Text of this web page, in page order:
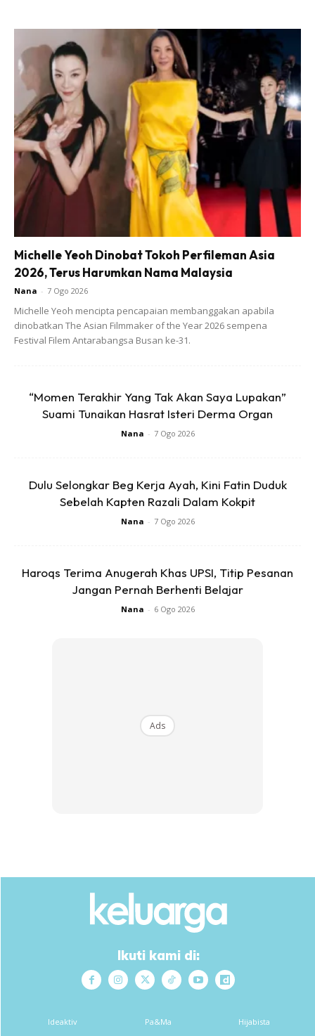
Bahan-bahan
small coco crunch 500 gram
coklat berly 500 gram
minyk masak setgh cawan
beku semula bile dh sejuk…depend la nk gune coklat ape2
Michelle Yeoh Dinobat Tokoh Perfileman Asia
2026, Terus Harumkan Nama Malaysia
Nana - 7 Ogo 2026
Michelle Yeoh mencipta pencapaian membanggakan apabila
dinobatkan The Asian Filmmaker of the Year 2026 sempena
Festival Filem Antarabangsa Busan ke-31.
“Momen Terakhir Yang Tak Akan Saya Lupakan”
Suami Tunaikan Hasrat Isteri Derma Organ
Nana - 7 Ogo 2026
Dulu Selongkar Beg Kerja Ayah, Kini Fatin Duduk
Sebelah Kapten Razali Dalam Kokpit
Nana - 7 Ogo 2026
Haroqs Terima Anugerah Khas UPSI, Titip Pesanan
Jangan Pernah Berhenti Belajar
Nana - 6 Ogo 2026
Ads
Ikuti kami di:
Ideaktiv Pa&Ma Hijabista